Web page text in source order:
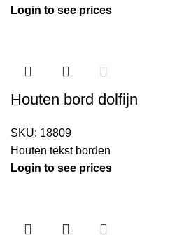
Login to see prices
Houten bord dolfijn
SKU: 18809
Houten tekst borden
Login to see prices